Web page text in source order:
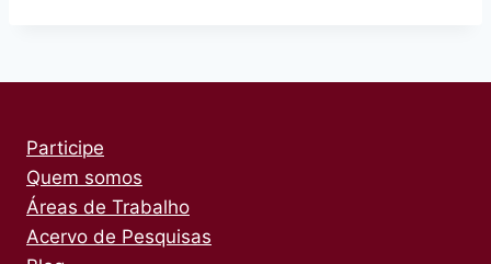
Participe
Quem somos
Áreas de Trabalho
Acervo de Pesquisas